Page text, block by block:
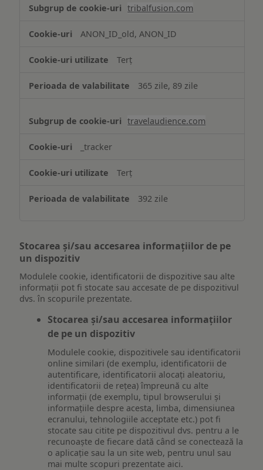
tribalfusion.com
ANON_ID_old, ANON_ID
Terț
365 zile, 89 zile
travelaudience.com
_tracker
Terț
392 zile
Stocarea și/sau accesarea informațiilor de pe
un dispozitiv
Modulele cookie, identificatorii de dispozitive sau alte
informații pot fi stocate sau accesate de pe dispozitivul
dvs. în scopurile prezentate.
Stocarea și/sau accesarea informațiilor
de pe un dispozitiv
Modulele cookie, dispozitivele sau identificatorii
online similari (de exemplu, identificatorii de
autentificare, identificatorii alocați aleatoriu,
identificatorii de rețea) împreună cu alte
informații (de exemplu, tipul browserului și
informațiile despre acesta, limba, dimensiunea
ecranului, tehnologiile acceptate etc.) pot fi
stocate sau citite pe dispozitivul dvs. pentru a le
recunoaște de fiecare dată când se conectează la
o aplicație sau la un site web, pentru unul sau
mai multe scopuri prezentate aici.